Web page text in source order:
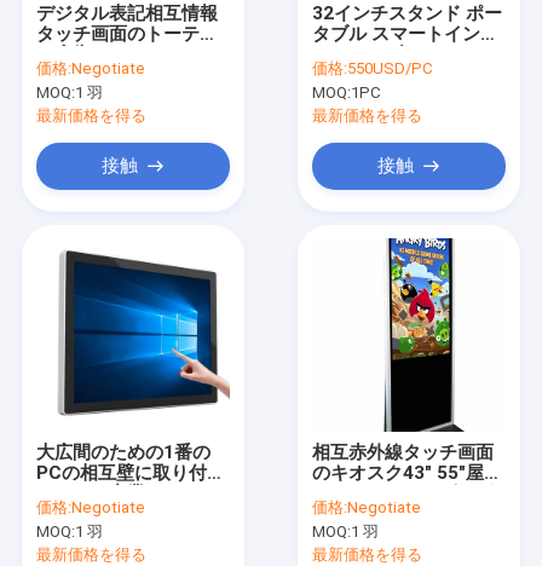
私達について
工場旅行
お問い合わせ
引用を要求
デジタル表記相互情報
タッチ画面のトーテム
ク32インチ
価格:Negotiate
MOQ:1 羽
最新価格を得る
接触
32インチスタンド ポー
タブル スマートインタ
スク モバイル無線液晶
回転ディスプレイ
価格:550USD/PC
MOQ:1PC
最新価格を得る
接触
大広間のための1番の
PCの相互壁に取り付け
タッチ画面のキオスク
すべて
価格:Negotiate
MOQ:1 羽
最新価格を得る
相互赤外線タッチ画面
のキオスク43" 55"屋内
アーケード
価格:Negotiate
MOQ:1 羽
最新価格を得る